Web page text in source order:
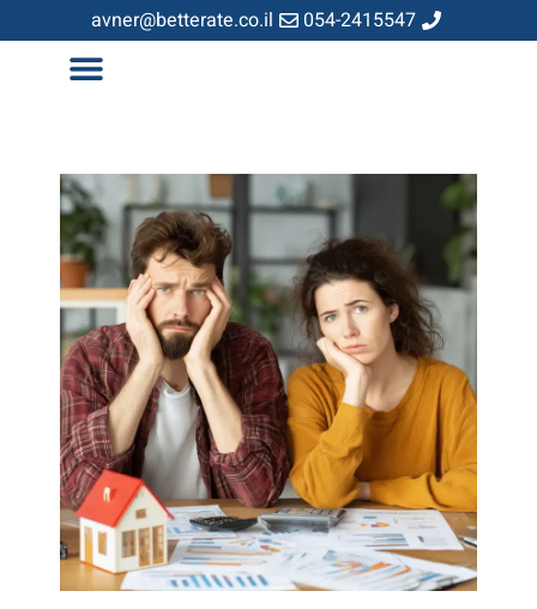
054-2415547
avner@betterate.co.il